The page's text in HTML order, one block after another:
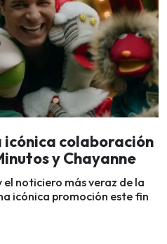
icónica colaboración
y Chayanne
noticiero más veraz de la
icónica promoción este fin